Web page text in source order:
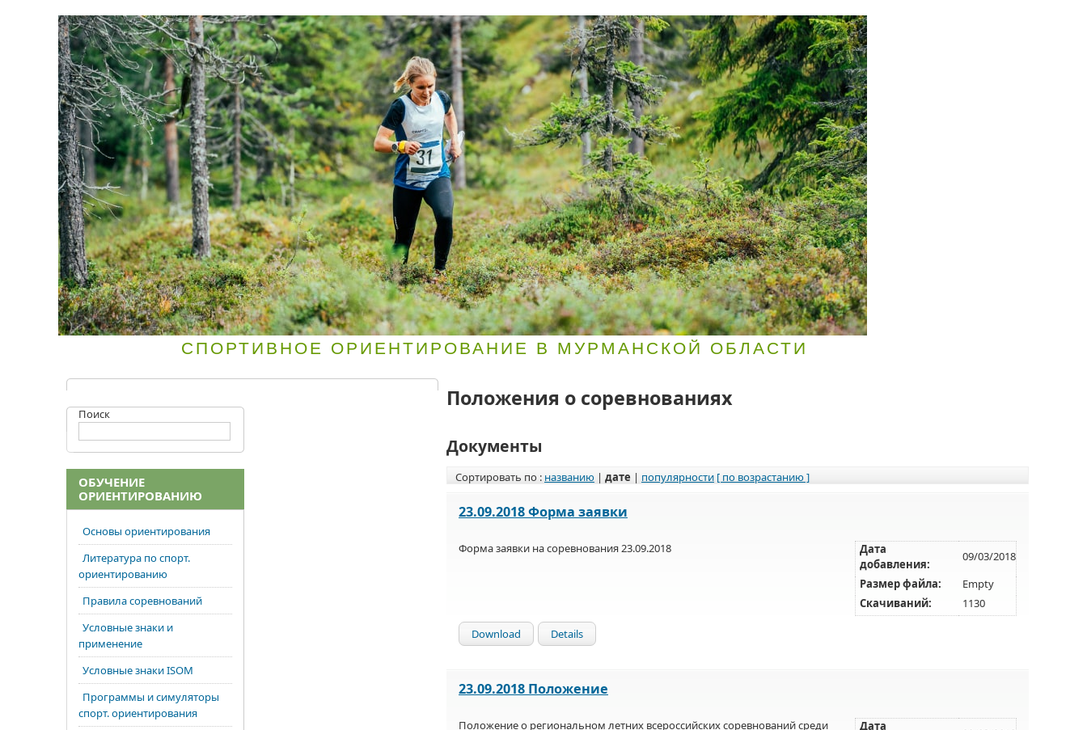
СПОРТИВНОЕ ОРИЕНТИРОВАНИЕ В МУРМАНСКОЙ ОБЛАСТИ
Положения о соревнованиях
Документы
Сортировать по : названию | дате | популярности [ по возрастанию ]
23.09.2018 Форма заявки
Дата
добавления:
09/03/2018
Размер файла:
Empty
Скачиваний:
1130
Форма заявки на соревнования 23.09.2018
Download Details
23.09.2018 Положение
Дата
Положение о региональном летних всероссийских соревнований среди
Поиск
ОБУЧЕНИЕ
ОРИЕНТИРОВАНИЮ
Основы ориентирования
Литература по спорт.
ориентированию
Правила соревнований
Условные знаки и
применение
Условные знаки ISOM
Программы и симуляторы
спорт. ориентирования